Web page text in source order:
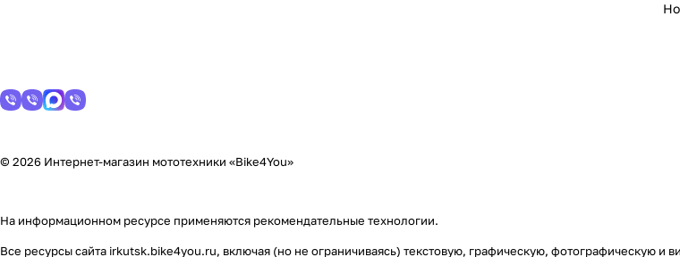
© 2026 Интернет-магазин мототехники «Bike4You»
На информационном ресурсе применяются рекомендательные технологии.
Все ресурсы сайта irkutsk.bike4you.ru, включая (но не ограничиваясь) текстовую, графическую, фотографическую